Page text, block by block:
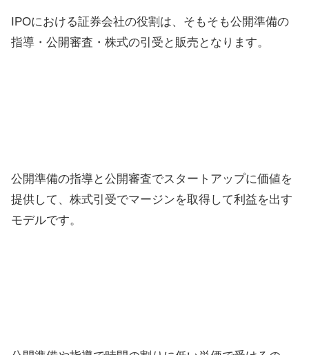
IPOにおける証券会社の役割は、そもそも公開準備の
指導・公開審査・株式の引受と販売となります。
公開準備の指導と公開審査でスタートアップに価値を
提供して、株式引受でマージンを取得して利益を出す
モデルです。